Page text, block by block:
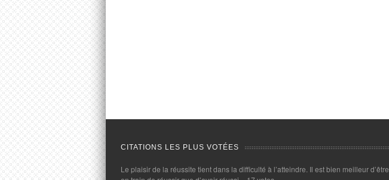
CITATIONS LES PLUS VOTÉES
Le plaisir de la réussite tient dans la difficulté à l’atteindre. Il est bien meilleur d’être